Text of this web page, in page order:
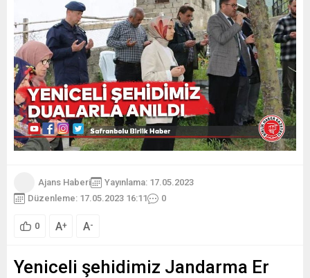
Ajans Haberi
Yayınlama: 17.05.2023
Düzenleme: 17.05.2023 16:11
0
0 A+ A-
Yeniceli şehidimiz Jandarma Er